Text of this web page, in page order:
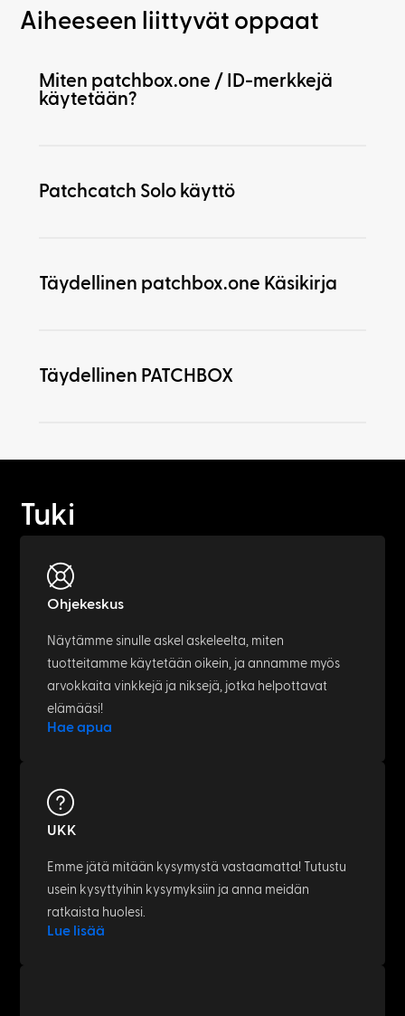
Aiheeseen liittyvät oppaat
Miten patchbox.one / ID-merkkejä
käytetään?
Patchcatch Solo käyttö
Täydellinen patchbox.one Käsikirja
Täydellinen PATCHBOX
Tuki
Ohjekeskus
Näytämme sinulle askel askeleelta, miten
tuotteitamme käytetään oikein, ja annamme myös
arvokkaita vinkkejä ja niksejä, jotka helpottavat
elämääsi!
Hae apua
UKK
Emme jätä mitään kysymystä vastaamatta! Tutustu
usein kysyttyihin kysymyksiin ja anna meidän
ratkaista huolesi.
Lue lisää